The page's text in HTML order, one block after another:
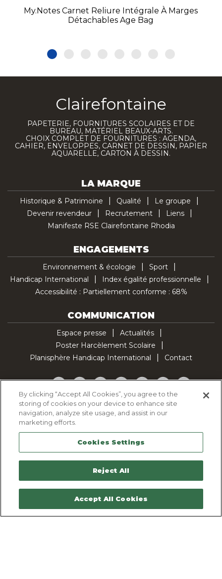
My.Notes Carnet Reliure Intégrale À Marges
Détachables Age Bag
Clairefontaine
PAPETERIE, FOURNITURES SCOLAIRES ET DE
BUREAU, MATÉRIEL BEAUX-ARTS.
CHOIX COMPLET DE FOURNITURES : AGENDA,
CAHIER, ENVELOPPES, CARNET DE DESSIN, PAPIER
AQUARELLE, CARTON À DESSIN.
LA MARQUE
Historique & Patrimoine Qualité
Le groupe
Devenir revendeur
Recrutement
Liens
Manifeste RSE Clairefontaine Rhodia
ENGAGEMENTS
Environnement & écologie
Sport
Handicap International
Index égalité professionnelle
Accessibilité : Partiellement conforme : 68%
COMMUNICATION
Espace presse
Actualités
Poster Harcèlement Scolaire
Planisphère Handicap International
Contact
Facebook
TwitterYouTubePinterestInstagramLinkedInTikTok
Politique d'utilisation des cookies
Politique de confidentialité
Mentions légales
Plan du site
Contactez-nous
By clicking “Accept All Cookies”, you agree to the
storing of cookies on your device to enhance site
navigation, analyze site usage, and assist in our
marketing efforts.
Cookies Settings
Reject All
Accept All Cookies